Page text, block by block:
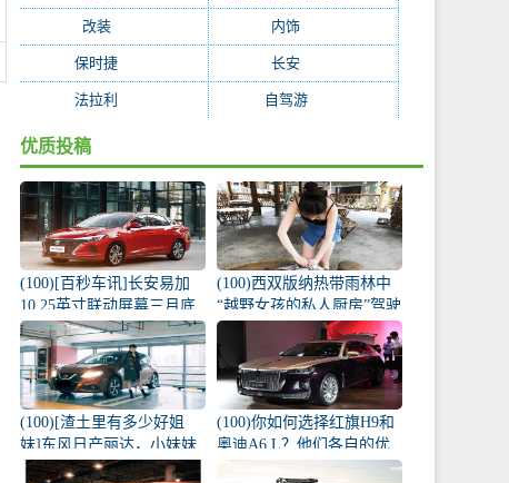
改装(162) 内饰
保时捷 长安
法拉利 自驾游(112)
优质投稿
(100)[百秒车讯]长安易加
10.25英寸联动屏幕三月底
推出
(100)西双版纳热带雨林中
“越野女孩的私人厨房”驾驶
宝窝BX5
(100)[渣土里有多少好姐
妹]东风日产丽达，小妹妹
雨天的爱侣
(100)你如何选择红旗H9和
奥迪A6 L？他们各自的优